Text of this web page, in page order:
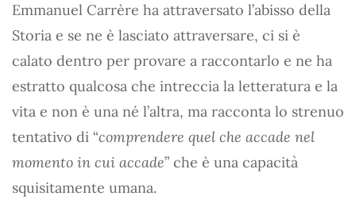
Emmanuel Carrère ha attraversato l’abisso della
Storia e se ne è lasciato attraversare, ci si è
calato dentro per provare a raccontarlo e ne ha
estratto qualcosa che intreccia la letteratura e la
vita e non è una né l’altra, ma racconta lo strenuo
tentativo di “comprendere quel che accade nel
momento in cui accade” che è una capacità
squisitamente umana.